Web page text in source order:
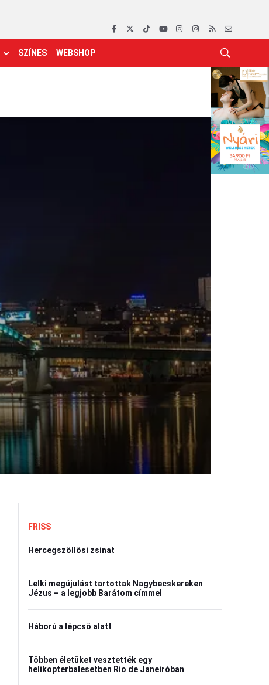
SZÍNES WEBSHOP
FRISS
Hercegszöllősi zsinat
Lelki megújulást tartottak Nagybecskereken
Jézus – a legjobb Barátom címmel
Háború a lépcső alatt
Többen életüket vesztették egy
helikopterbalesetben Rio de Janeiróban